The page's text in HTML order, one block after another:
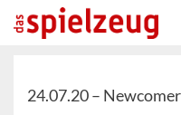
24.07.20 – Newcomer